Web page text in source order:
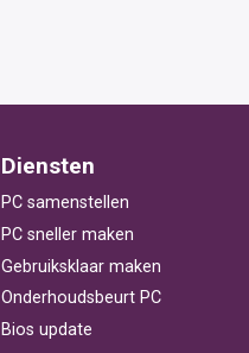
Diensten
PC samenstellen
PC sneller maken
Gebruiksklaar maken
Onderhoudsbeurt PC
Bios update